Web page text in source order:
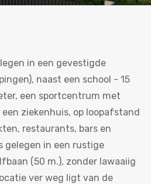
in een gevestigde
naast een school - 15
een sportcentrum met
ziekenhuis, op loopafstand
restaurants, bars en
gelegen in een rustige
(50 m.), zonder lawaaiig
ver weg ligt van de